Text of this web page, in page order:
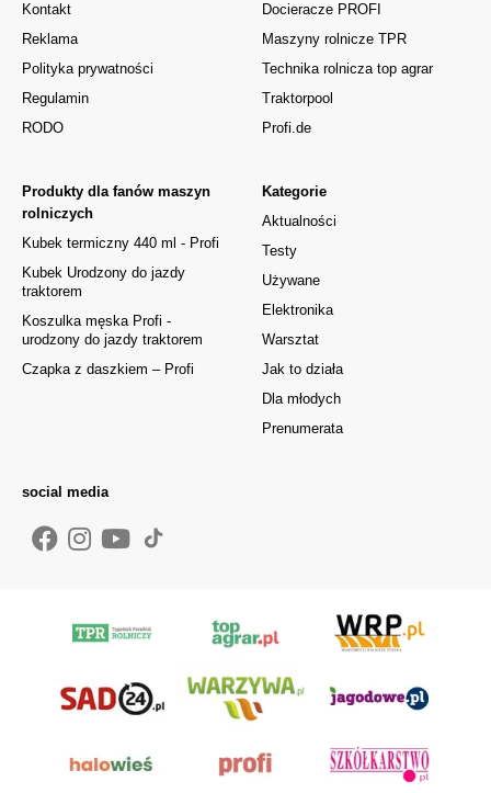
Kontakt
Reklama
Polityka prywatności
Regulamin
RODO
Kategorie
Aktualności
Testy
Używane
Elektronika
Warsztat
Jak to działa
Dla młodych
Prenumerata
Produkty dla fanów maszyn
rolniczych
Kubek termiczny 440 ml - Profi
Kubek Urodzony do jazdy
traktorem
Koszulka męska Profi -
urodzony do jazdy traktorem
Czapka z daszkiem – Profi
Docieracze PROFI
Maszyny rolnicze TPR
Technika rolnicza top agrar
Traktorpool
Profi.de
social media